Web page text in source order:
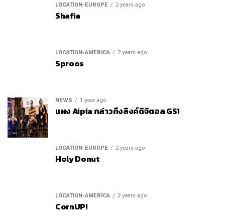
LOCATION-EUROPE 2 years ago
Shafia
LOCATION-AMERICA 2 years ago
Sproos
NEWS 1 year ago
แผง Aipia กล่าวถึงลิงค์ดิจิตอล GS1
LOCATION-EUROPE 2 years ago
Holy Donut
LOCATION-AMERICA 2 years ago
CornUP!